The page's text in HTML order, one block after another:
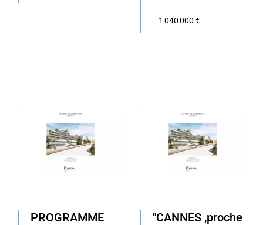
1 040 000 €
PROGRAMME
"CANNES ,proche